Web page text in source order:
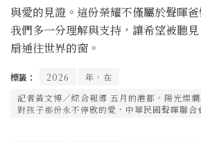
與愛的見證。這份榮耀不僅屬於聲暉
我們多一分理解與支持，讓希望被聽
扇通往世界的窗。
標籤： 2026
年，在
記者黃文博／綜合報導 五月的港都，陽光燦
對孩子那份永不停歇的愛，中華民國聲暉聯合